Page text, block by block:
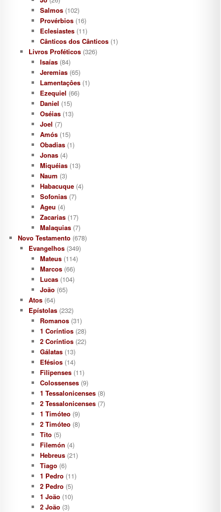
Salmos(102)
Provérbios(16)
Eclesiastes(11)
Cânticos dos Cânticos(1)
Livros Proféticos (326)
Isaías(84)
Jeremias(65)
Lamentaçôes(1)
Ezequiel (66)
Daniel (15)
Oséias(13)
Joel (7)
Amós(15)
Obadias(1)
Jonas(4)
Miquéias(13)
Naum (3)
Habacuque(4)
Sofonias(7)
Ageu (4)
Zacarias(17)
Malaquias(7)
Novo Testamento(678)
Evangelhos (349)
Mateus(114)
Marcos(66)
Lucas(104)
João(65)
Atos (64)
Epístolas (232)
Romanos(31)
1 Coríntios(28)
2 Coríntios(22)
Gálatas(13)
Efésios(14)
Filipenses(11)
Colossenses(9)
1 Tessalonicenses(8)
2 Tessalonicenses(7)
1 Timóteo(9)
2 Timóteo(8)
Tito(5)
Filemón (4)
Hebreus(21)
Tiago(6)
1 Pedro(11)
2 Pedro(5)
1 João(10)
2 João(3)